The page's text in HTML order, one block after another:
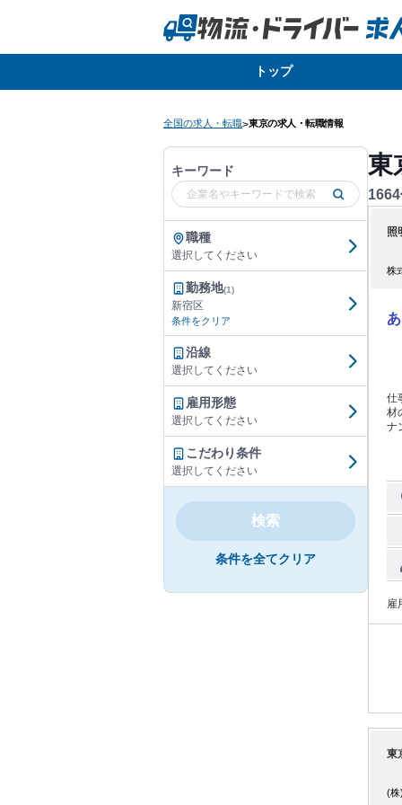
トップ
全国の求人・転職>東京の求人・転職情報
キーワード
職種
選択してください
勤務地(1)
新宿区
条件をクリア
沿線
選択してください
雇用形態
選択してください
こだわり条件
選択してください
検索
条件を全てクリア
東
1664
照
株
仕
材の
ナンス ・製
にお
で
さ
雇
東
(